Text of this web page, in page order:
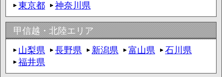
東京都
神奈川県
甲信越・北陸エリア
山梨県
長野県 新潟県 富山県
石川県
福井県